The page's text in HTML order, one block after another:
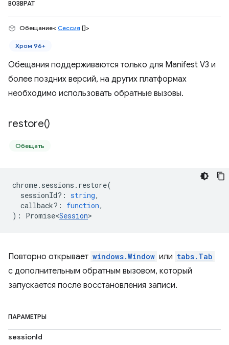
ВОЗВРАТ
Обещание< Сессия []>
Хром 96+
Обещания поддерживаются только для Manifest V3 и
более поздних версий, на других платформах
необходимо использовать обратные вызовы.
restore()
Обещать
chrome. sessions . restore(
sessionId? : string,
callback? : function,
) : Promise<Session>
Повторно открывает windows.Window или tabs.Tab
с дополнительным обратным вызовом, который
запускается после восстановления записи.
ПАРАМЕТРЫ
sessionId